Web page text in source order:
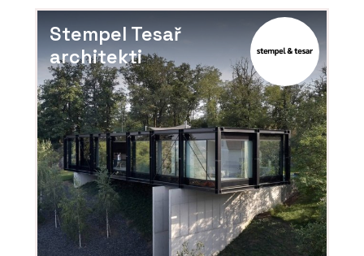
ČLÁNKY
Černá perla, klenot Ostravy, ve
kterém se lidé léčí
Stempel Tesař
architekti